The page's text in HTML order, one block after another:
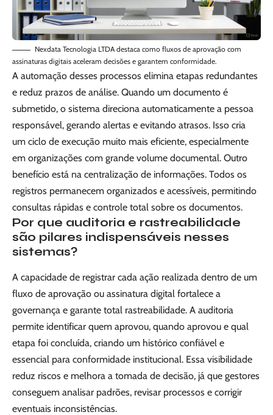
Nexdata Tecnologia LTDA destaca como fluxos de aprovação com
assinaturas digitais aceleram decisões e garantem conformidade.
A automação desses processos elimina etapas redundantes
e reduz prazos de análise. Quando um documento é
submetido, o sistema direciona automaticamente a pessoa
responsável, gerando alertas e evitando atrasos. Isso cria
um ciclo de execução muito mais eficiente, especialmente
em organizações com grande volume documental. Outro
benefício está na centralização de informações. Todos os
registros permanecem organizados e acessíveis, permitindo
consultas rápidas e controle total sobre os documentos.
Por que auditoria e rastreabilidade
são pilares indispensáveis nesses
sistemas?
A capacidade de registrar cada ação realizada dentro de um
fluxo de aprovação ou assinatura digital fortalece a
governança e garante total rastreabilidade. A auditoria
permite identificar quem aprovou, quando aprovou e qual
etapa foi concluída, criando um histórico confiável e
essencial para conformidade institucional. Essa visibilidade
reduz riscos e melhora a tomada de decisão, já que gestores
conseguem analisar padrões, revisar processos e corrigir
eventuais inconsistências.